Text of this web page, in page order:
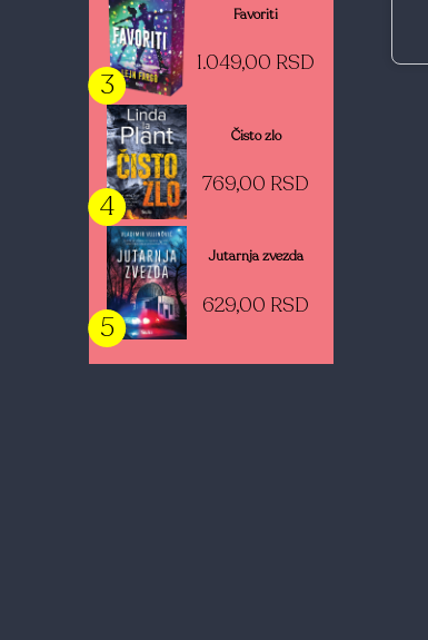
3
Favoriti
1.049,00 RSD
4
Čisto zlo
769,00 RSD
5
Jutarnja zvezda
629,00 RSD